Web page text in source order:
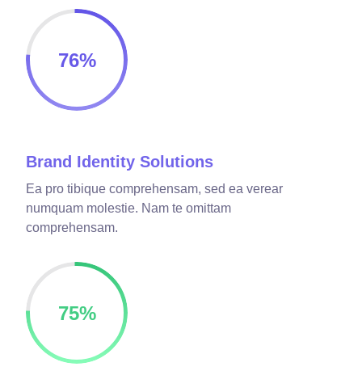
76%
Brand Identity Solutions
Ea pro tibique comprehensam, sed ea verear
numquam molestie. Nam te omittam
comprehensam.
75%